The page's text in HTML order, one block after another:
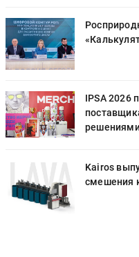
IPSA 2026
Kairos
смешения